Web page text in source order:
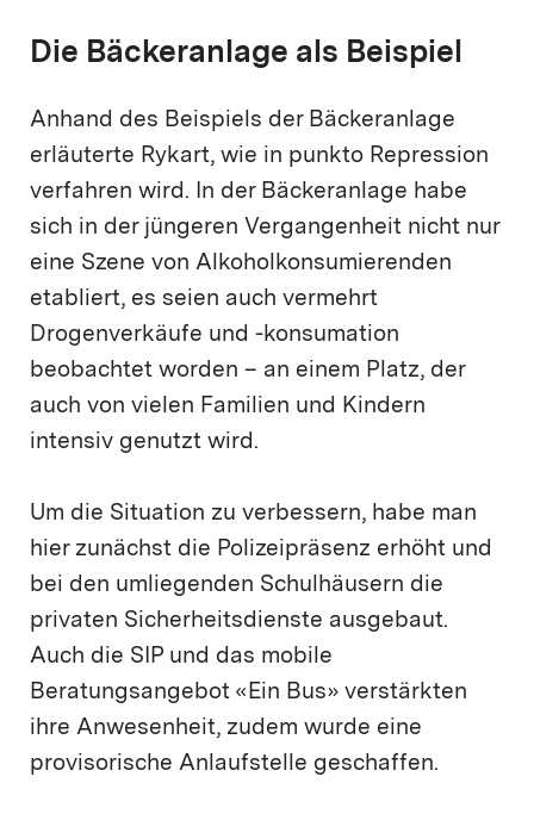
Die Bäckeranlage als Beispiel
Anhand des Beispiels der Bäckeranlage
erläuterte Rykart, wie in punkto Repression
verfahren wird. In der Bäckeranlage habe
sich in der jüngeren Vergangenheit nicht nur
eine Szene von Alkoholkonsumierenden
etabliert, es seien auch vermehrt
Drogenverkäufe und -konsumation
beobachtet worden – an einem Platz, der
auch von vielen Familien und Kindern
intensiv genutzt wird.
Um die Situation zu verbessern, habe man
hier zunächst die Polizeipräsenz erhöht und
bei den umliegenden Schulhäusern die
privaten Sicherheitsdienste ausgebaut.
Auch die SIP und das mobile
Beratungsangebot «Ein Bus» verstärkten
ihre Anwesenheit, zudem wurde eine
provisorische Anlaufstelle geschaffen.